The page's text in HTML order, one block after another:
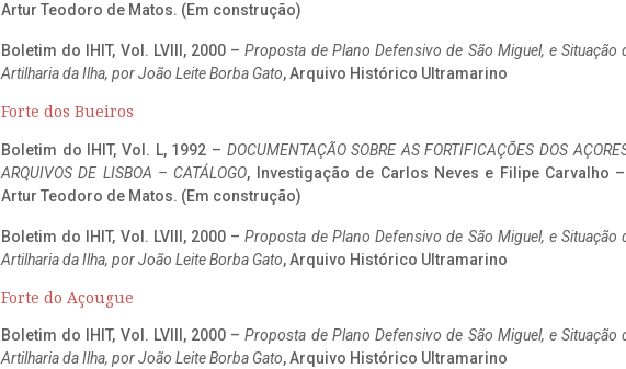
Artur Teodoro de Matos. (Em construção)
Boletim do IHIT, Vol. LVIII, 2000 –Proposta de Plano Defensivo de São Miguel, e Situação
Artilharia da Ilha, por João Leite Borba Gato, Arquivo Histórico Ultramarino
Forte dos Bueiros
Boletim do IHIT, Vol. L, 1992 – DOCUMENTAÇÃO SOBRE AS FORTIFICAÇÕES DOS
ARQUIVOS DE LISBOA – CATÁLOGO, Investigação de Carlos Neves e Filipe Carvalho
Artur Teodoro de Matos. (Em construção)
Boletim do IHIT, Vol. LVIII, 2000 –Proposta de Plano Defensivo de São Miguel, e Situação
Artilharia da Ilha, por João Leite Borba Gato, Arquivo Histórico Ultramarino
Forte do Açougue
Boletim do IHIT, Vol. LVIII, 2000 –Proposta de Plano Defensivo de São Miguel, e Situação
Artilharia da Ilha, por João Leite Borba Gato, Arquivo Histórico Ultramarino